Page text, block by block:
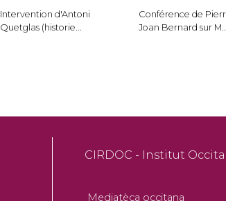
Intervention d'Antoni
Quetglas (historie...
Conférence de
Joan Bernard sur M...
CIRDOC - Institut
Mediatèca occitana